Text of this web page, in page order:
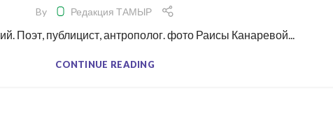
By Редакция ТАМЫР
Поэт, публицист, антрополог. фото Раисы Канаревой...
CONTINUE READING